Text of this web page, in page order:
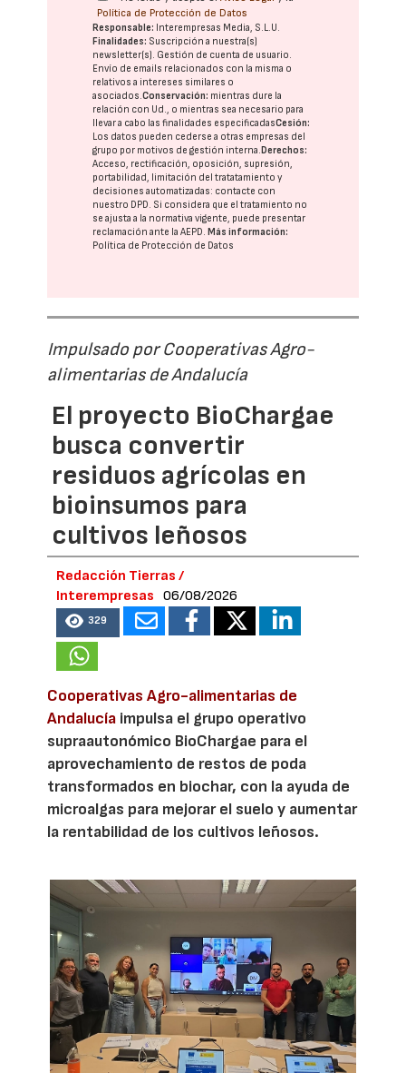
Política de Protección de Datos
Responsable: Interempresas Media, S.L.U.
Finalidades: Suscripción a nuestra(s)
newsletter(s). Gestión de cuenta de usuario.
Envío de emails relacionados con la misma o
relativos a intereses similares o
asociados.Conservación: mientras dure la
relación con Ud., o mientras sea necesario para
llevar a cabo las finalidades especificadasCesión:
Los datos pueden cederse a otras empresas del
grupo por motivos de gestión interna. Derechos:
Acceso, rectificación, oposición, supresión,
portabilidad, limitación del tratatamiento y
decisiones automatizadas: contacte con
nuestro DPD. Si considera que el tratamiento no
se ajusta a la normativa vigente, puede presentar
reclamación ante laAEPD. Más información:
Política de Protección de Datos
Impulsado por Cooperativas Agro-
alimentarias de Andalucía
El proyecto BioChargae
busca convertir
residuos agrícolas en
bioinsumos para
cultivos leñosos
Redacción Tierras /
Interempresas
06/08/2026
329
Cooperativas Agro-alimentarias de
Andalucía impulsa el grupo operativo
supraautonómico BioChargae para el
aprovechamiento de restos de poda
transformados en biochar, con la ayuda de
microalgas para mejorar el suelo y aumentar
la rentabilidad de los cultivos leñosos.